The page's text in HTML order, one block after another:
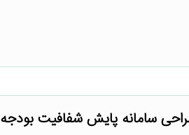
سامانه پایش شفافیت بودجه